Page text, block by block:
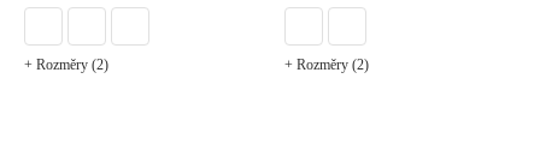
+ Rozměry (2) + Rozměry (2)